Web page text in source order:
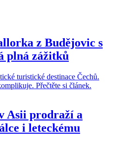
z Budějovic s
plná zážitků
Asii prodraží a
i leteckému